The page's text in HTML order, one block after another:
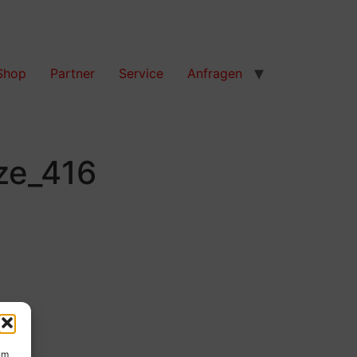
Partner Service Anfragen